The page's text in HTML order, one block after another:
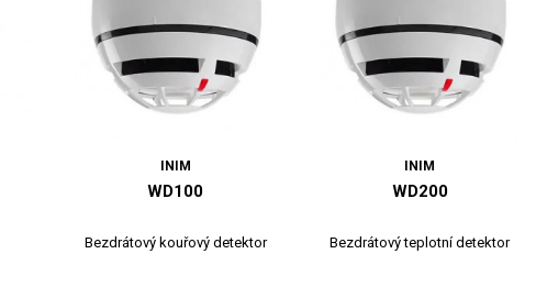
INIM
WD100
Bezdrátový kouřový detektor
INIM
WD200
Bezdrátový teplotní detektor